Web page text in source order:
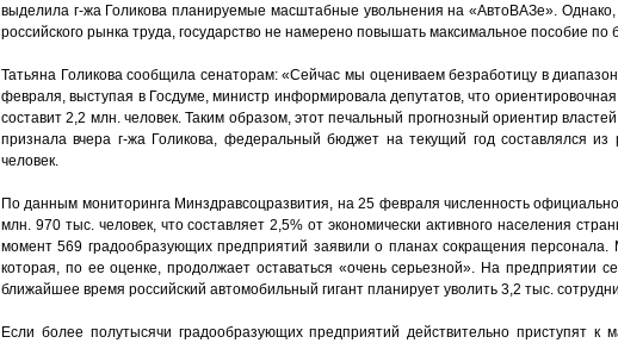
выделила г-жа Голикова планируемые масштабные увольнения на «АвтоВАЗе».
российского рынка труда, государство не намерено повышать максимальное пособие по
Татьяна Голикова сообщила сенаторам: «Сейчас мы оцениваем безработицу в
февраля, выступая в Госдуме, министр информировала депутатов, что
составит 2,2 млн. человек. Таким образом, этот печальный прогнозный ориентир
признала вчера г-жа Голикова, федеральный бюджет на текущий год составлялся
человек.
По данным мониторинга Минздравсоцразвития, на 25 февраля численность
млн. 970 тыс. человек, что составляет 2,5% от экономически активного населения
момент 569 градообразующих предприятий заявили о планах сокращения
которая, по ее оценке, продолжает оставаться «очень серьезной». На предприятии
ближайшее время российский автомобильный гигант планирует уволить 3,2 тыс.
Если более полутысячи градообразующих предприятий действительно приступят к